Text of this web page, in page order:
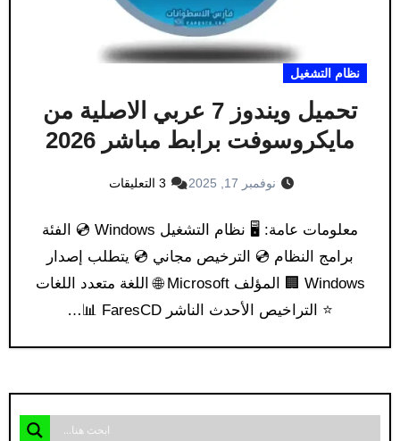
نظام التشغيل
تحميل ويندوز 7 عربي الاصلية من
مايكروسوفت برابط مباشر 2026
نوفمبر 17, 2025 3 التعليقات
معلومات عامة: 🖥️ نظام التشغيل Windows 💿 الفئة
برامج النظام 💿 الترخيص مجاني 💿 يتطلب إصدار
Windows 🏢 المؤلف Microsoft 🌐 اللغة متعدد اللغات
⭐ التراخيص الأحدث الناشر FaresCD 📊…